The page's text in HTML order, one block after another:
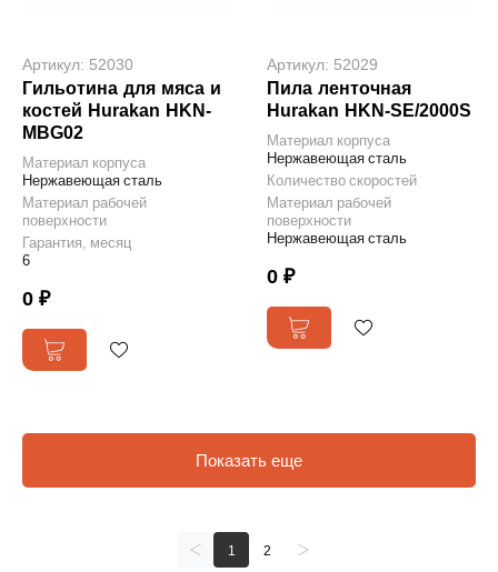
Артикул: 52030
Гильотина для мяса и
костей Hurakan HKN-
MBG02
Материал корпуса
Нержавеющая сталь
Материал рабочей
поверхности
Гарантия, месяц
6
0 ₽
Артикул: 52029
Пила ленточная
Hurakan HKN-SE/2000S
Материал корпуса
Нержавеющая сталь
Количество скоростей
Материал рабочей
поверхности
Нержавеющая сталь
0 ₽
Показать еще
1 2